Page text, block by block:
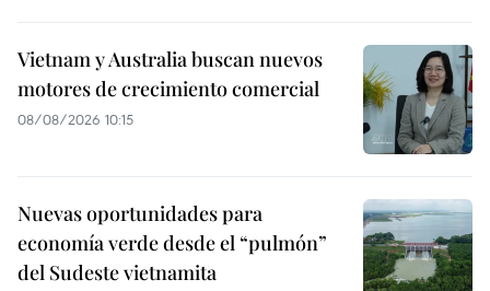
Vietnam y Australia buscan nuevos
motores de crecimiento comercial
08/08/2026 10:15
Nuevas oportunidades para
economía verde desde el “pulmón”
del Sudeste vietnamita